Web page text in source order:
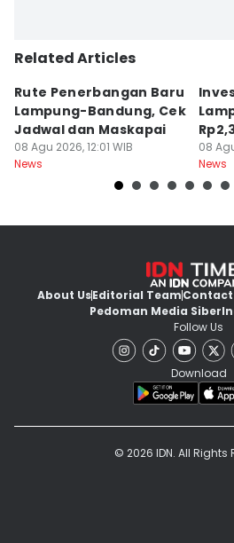
Related Articles
Rute Penerbangan Baru
Lampung-Bandung, Cek
Jadwal dan Maskapai
08 Agu 2026, 12:01 WIB
News
I
08
News
About UsEditorial TeamContact
Pedoman Media Siber
Follow Us
Download
© 2026 IDN. All Rights